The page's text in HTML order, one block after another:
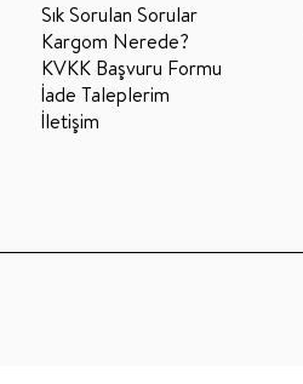
Sık Sorulan Sorular
Kargom Nerede?
KVKK Başvuru Formu
İade Taleplerim
İletişim